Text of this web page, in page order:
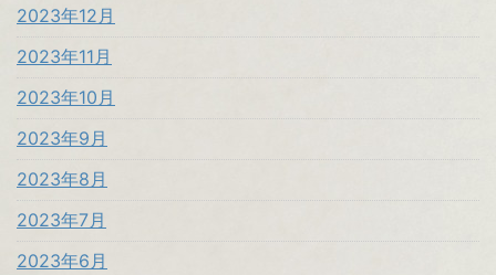
2023年12月
2023年11月
2023年10月
2023年9月
2023年8月
2023年7月
2023年6月